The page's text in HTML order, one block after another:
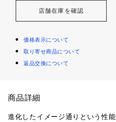
店舗在庫を確認
価格表示について
取り寄せ商品について
返品交換について
商品詳細
進化したイメージ通りという性能